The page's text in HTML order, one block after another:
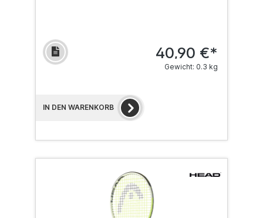
40,90 €*
Gewicht: 0.3 kg
IN DEN WARENKORB